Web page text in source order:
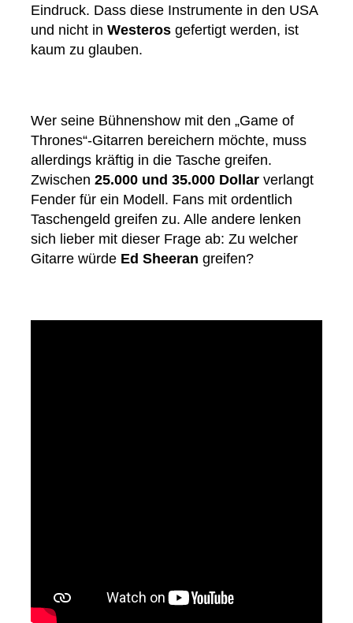
Eindruck. Dass diese Instrumente in den USA
und nicht in Westeros gefertigt werden, ist
kaum zu glauben.
Wer seine Bühnenshow mit den „Game of
Thrones“-Gitarren bereichern möchte, muss
allerdings kräftig in die Tasche greifen.
Zwischen 25.000 und 35.000 Dollar verlangt
Fender für ein Modell. Fans mit ordentlich
Taschengeld greifen zu. Alle andere lenken
sich lieber mit dieser Frage ab: Zu welcher
Gitarre würde Ed Sheeran greifen?